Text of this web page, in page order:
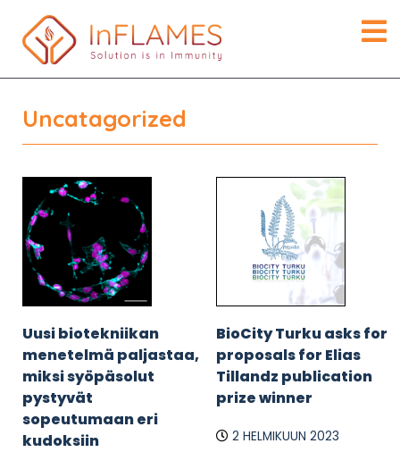
Uncatagorized
Uusi biotekniikan
menetelmä paljastaa,
miksi syöpäsolut
pystyvät
sopeutumaan eri
kudoksiin
BioCity Turku asks for
proposals for Elias
Tillandz publication
prize winner
2 HELMIKUUN 2023